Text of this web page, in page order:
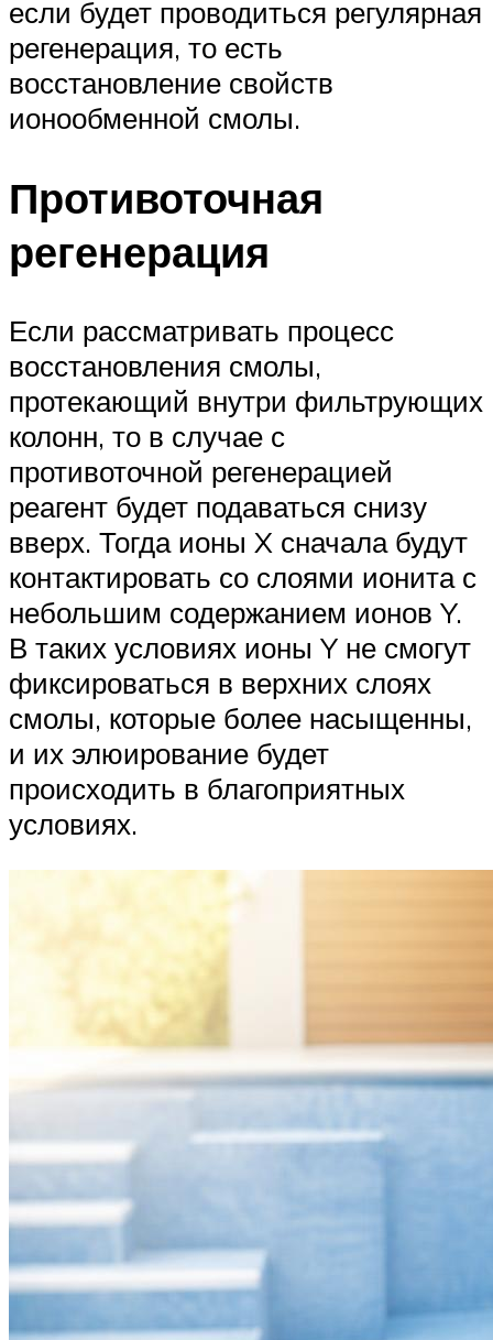
если будет проводиться регулярная
регенерация, то есть
восстановление свойств
ионообменной смолы.
Противоточная
регенерация
Если рассматривать процесс
восстановления смолы,
протекающий внутри фильтрующих
колонн, то в случае с
противоточной регенерацией
реагент будет подаваться снизу
вверх. Тогда ионы X сначала будут
контактировать со слоями ионита с
небольшим содержанием ионов Y.
В таких условиях ионы Y не смогут
фиксироваться в верхних слоях
смолы, которые более насыщенны,
и их элюирование будет
происходить в благоприятных
условиях.